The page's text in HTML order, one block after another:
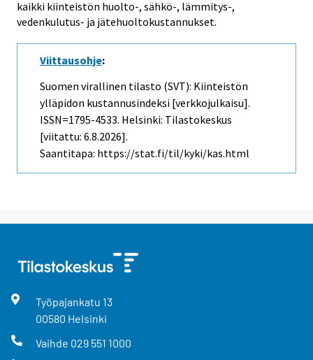
kaikki kiinteistön huolto-, sähkö-, lämmitys-,
vedenkulutus- ja jätehuoltokustannukset.
Viittausohje:
Suomen virallinen tilasto (SVT): Kiinteistön
ylläpidon kustannusindeksi [verkkojulkaisu].
ISSN=1795-4533. Helsinki: Tilastokeskus
[viitattu: 6.8.2026].
Saantitapa: https://stat.fi/til/kyki/kas.html
Työpajankatu 13
00580 Helsinki
Vaihde 029 551 1000